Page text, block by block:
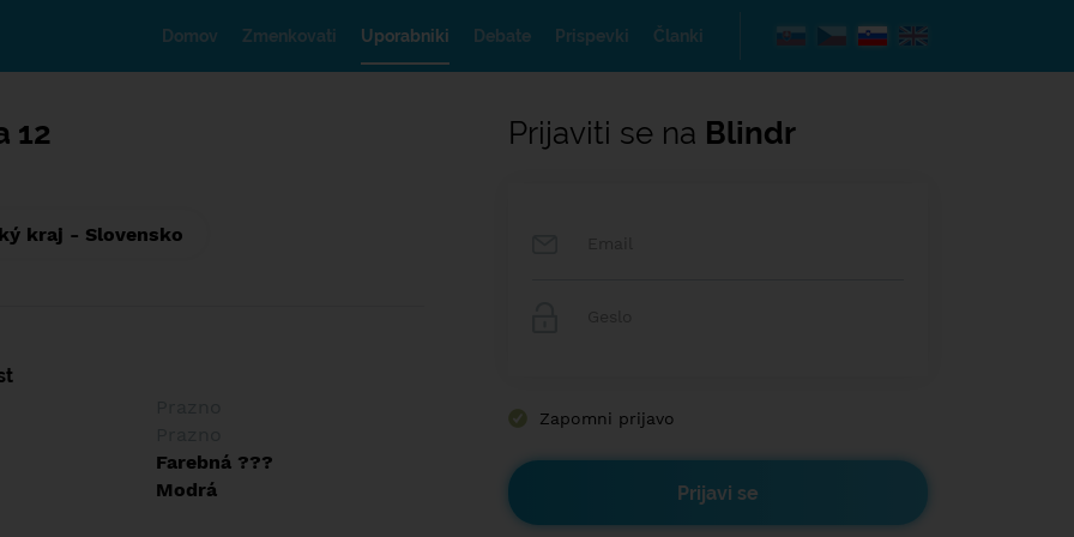
Domov Zmenkovati Uporabniki Debate Prispevki Članki
12
kraj - Slovensko
Farebná ???
Modrá
Prijaviti se na Blindr
Zapomni prijavo